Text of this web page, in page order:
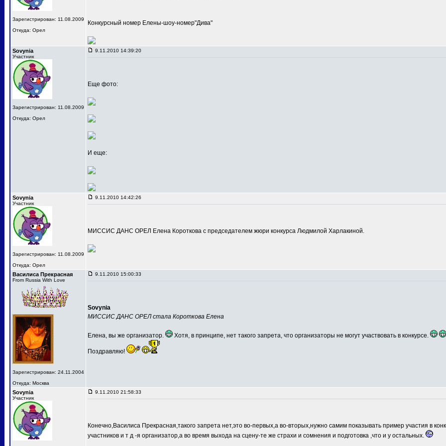
Зарегистрирован: 11.08.2009
Откуда: Орел
Конкурсный номер Елены-шоу-номер"Дива"
Sovynia
Участник
Зарегистрирован: 11.08.2009
Откуда: Орел
9.11.2010 14:39:20
Еще фото:
И еще:
Sovynia
Участник
Зарегистрирован: 11.08.2009
Откуда: Орел
9.11.2010 14:42:26
МИССИС ДАНС ОРЕЛ Елена Короткова с председателем жюри конкурса Людмилой Харлакиной.
Василиса Прекрасная
From Russia With Love
Зарегистрирован: 24.11.2004
Откуда: Москва
9.11.2010 15:00:33
Sovynia
МИССИС ДАНС ОРЕЛ стала Короткова Елена
Елена, вы же организатор. Хотя, в принципе, нет такого запрета, что организаторы не могут участвовать в конкурсе.
Поздравляю!
Sovynia
Участник
9.11.2010 21:58:33
Конечно,Василиса Прекрасная,такого запрета нет,это во-первых,а во-вторых,нужно самим показывать пример участия в
участников и т д -я организатор,а во время выхода на сцену-те же страхи и сомнения и подготовка ,что и у остальных.